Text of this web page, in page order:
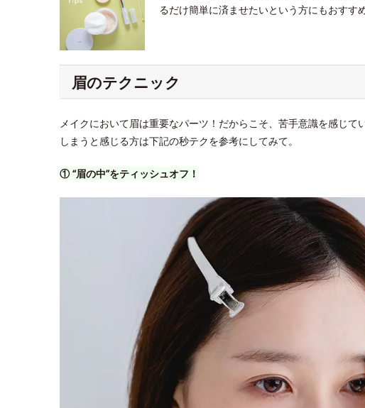
るだけ簡単に済ませたいという方にもおすす
眉のテクニック
メイクにおいて眉は重要なパーツ！だからこそ、苦手意識を感じ
しまうと感じる方は下記の秒テクを参考にしてみて。
① “眉の中”をティッシュオフ！